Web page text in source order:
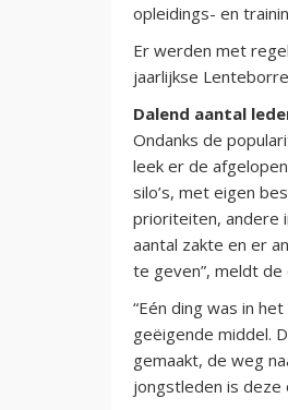
opleidings- en
Er werden met
jaarlijkse
Dalend aantal
Ondanks de
leek er de
silo’s, met eigen
prioriteiten, andere
aantal zakte en er
te geven”, meldt de
“Eén ding was in
geëigende middel.
gemaakt, de weg
jongstleden is deze